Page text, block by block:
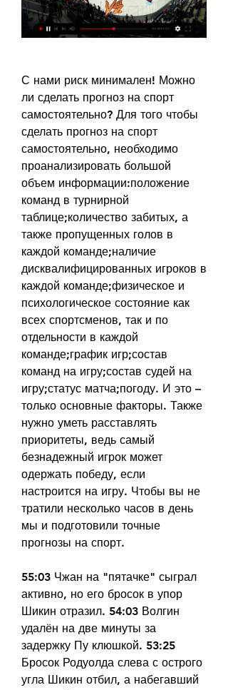
С нами риск минимален! Можно
ли сделать прогноз на спорт
самостоятельно? Для того чтобы
сделать прогноз на спорт
самостоятельно, необходимо
проанализировать большой
объем информации:положение
команд в турнирной
таблице;количество забитых, а
также пропущенных голов в
каждой команде;наличие
дисквалифицированных игроков в
каждой команде;физическое и
психологическое состояние как
всех спортсменов, так и по
отдельности в каждой
команде;график игр;состав
команд на игру;состав судей на
игру;статус матча;погоду. И это –
только основные факторы. Также
нужно уметь расставлять
приоритеты, ведь самый
безнадежный игрок может
одержать победу, если
настроится на игру. Чтобы вы не
тратили несколько часов в день
мы и подготовили точные
прогнозы на спорт.
55:03 Чжан на "пятачке" сыграл
активно, но его бросок в упор
Шикин отразил. 54:03 Волгин
удалён на две минуты за
задержку Пу клюшкой. 53:25
Бросок Родуолда слева с острого
угла Шикин отбил, а набегавший